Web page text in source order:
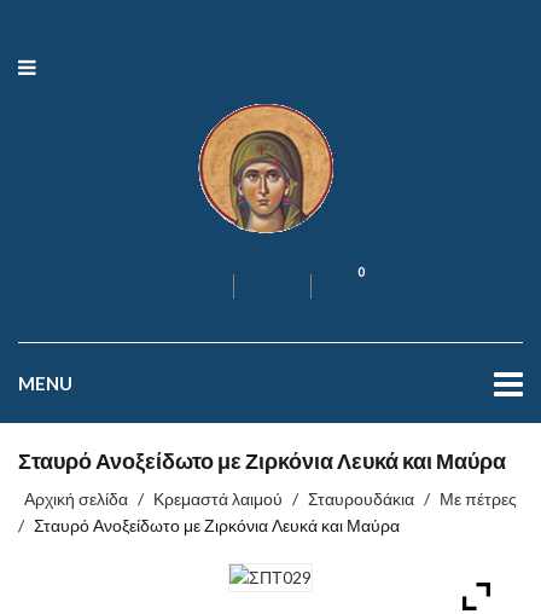
0
MENU
Σταυρό Ανοξείδωτο με Ζιρκόνια Λευκά και Μαύρα
Αρχική σελίδα / Κρεμαστά λαιμού / Σταυρουδάκια / Με πέτρες
/ Σταυρό Ανοξείδωτο με Ζιρκόνια Λευκά και Μαύρα